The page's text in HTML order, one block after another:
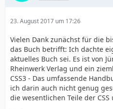
23. August 2017 um 17:26
Vielen Dank zunächst für die
das Buch betrifft: Ich dachte
aktuelles Buch sei. Es ist von
Rheinwerk Verlag und ein
CSS3 - Das umfassende
ich darin auch nicht genug
die wesentlichen Teile der